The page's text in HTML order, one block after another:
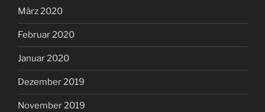
März 2020
Februar 2020
Januar 2020
Dezember 2019
November 2019